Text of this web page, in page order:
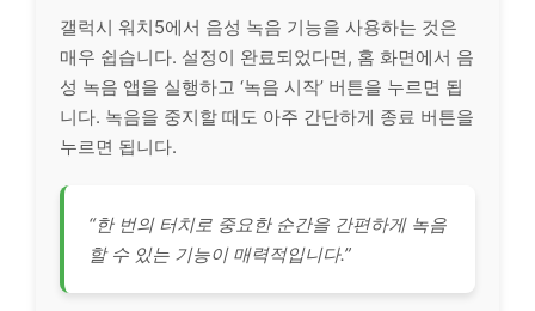
갤럭시 워치5에서 음성 녹음 기능을 사용하는 것은
매우 쉽습니다. 설정이 완료되었다면, 홈 화면에서 음
성 녹음 앱을 실행하고 ‘녹음 시작’ 버튼을 누르면 됩
니다. 녹음을 중지할 때도 아주 간단하게 종료 버튼을
누르면 됩니다.
“한 번의 터치로 중요한 순간을 간편하게 녹음
할 수 있는 기능이 매력적입니다.”